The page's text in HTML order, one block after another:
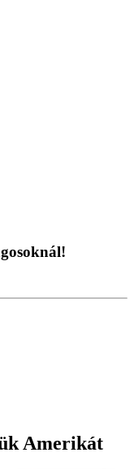
Amerikát